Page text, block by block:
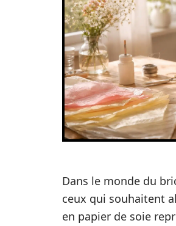
Dans le monde du
ceux qui souhaitent
en papier de soie